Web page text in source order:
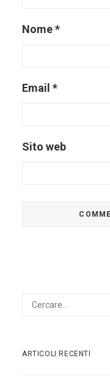
Nome*
Email *
Sito web
ARTICOLI RECENTI